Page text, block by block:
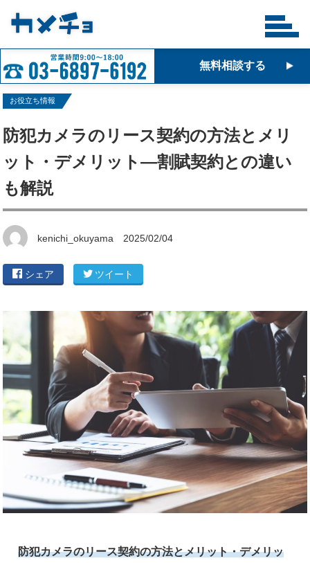
無料相談する
お役立ち情報
防犯カメラのリース契約の方法とメリ
ット・デメリット—割賦契約との違い
も解説
kenichi_okuyama 2025/02/04
シェア ツイート
防犯カメラのリース契約の方法とメリット・デメリッ